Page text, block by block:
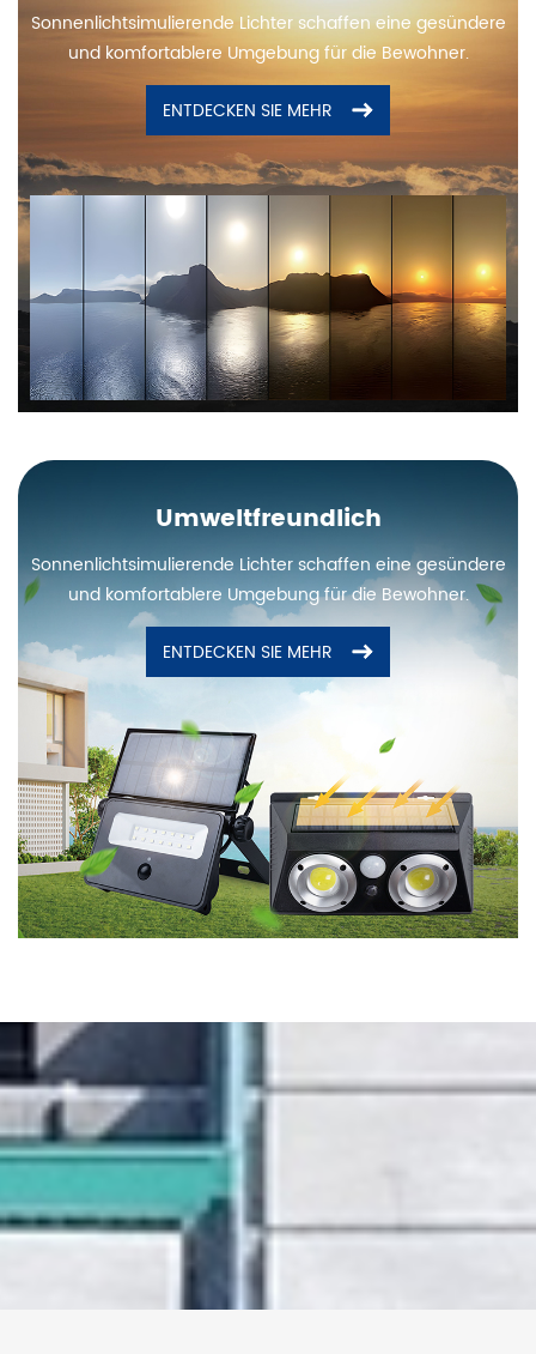
Sonnenlichtsimulierende Lichter schaffen eine gesündere
und komfortablere Umgebung für die Bewohner.
ENTDECKEN SIE MEHR
Umweltfreundlich
Sonnenlichtsimulierende Lichter schaffen eine gesündere
und komfortablere Umgebung für die Bewohner.
ENTDECKEN SIE MEHR